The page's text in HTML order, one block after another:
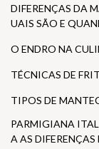
DIFERENÇAS DA
UAIS SÃO E
O ENDRO NA
TÉCNICAS DE
TIPOS DE
PARMIGIANA
A AS